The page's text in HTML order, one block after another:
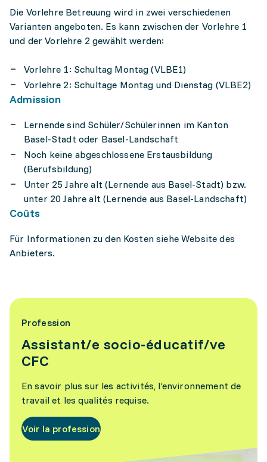
Die Vorlehre Betreuung wird in zwei verschiedenen
Varianten angeboten. Es kann zwischen der Vorlehre 1
und der Vorlehre 2 gewählt werden:
Vorlehre 1: Schultag Montag (VLBE1)
Vorlehre 2: Schultage Montag und Dienstag (VLBE2)
Admission
Lernende sind Schüler/Schülerinnen im Kanton
Basel-Stadt oder Basel-Landschaft
Noch keine abgeschlossene Erstausbildung
(Berufsbildung)
Unter 25 Jahre alt (Lernende aus Basel-Stadt) bzw.
unter 20 Jahre alt (Lernende aus Basel-Landschaft)
Coûts
Für Informationen zu den Kosten siehe Website des
Anbieters.
Profession
Assistant/e socio-éducatif/ve
CFC
En savoir plus sur les activités, l’environnement de
travail et les qualités requise.
Voir la profession